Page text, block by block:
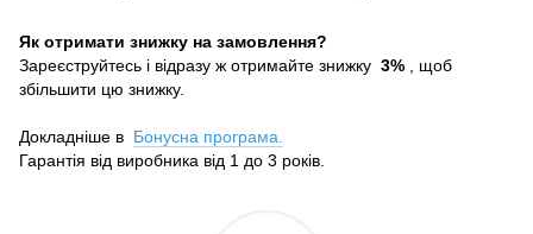
Як отримати знижку на замовлення?
Зареєструйтесь і відразу ж отримайте знижку 3% , щоб
збільшити цю знижку.
Докладніше в Бонусна програма.
Гарантія від виробника від 1 до 3 років.